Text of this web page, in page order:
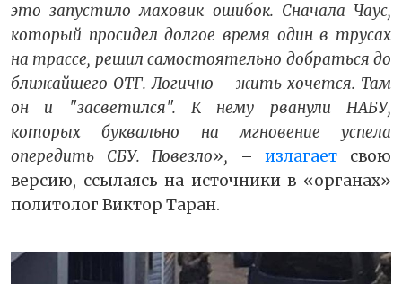
это запустило маховик ошибок. Сначала Чаус,
который просидел долгое время один в трусах
на трассе, решил самостоятельно добраться до
ближайшего ОТГ. Логично – жить хочется. Там
он и "засветился". К нему рванули НАБУ,
которых буквально на мгновение успела
опередить СБУ. Повезло», –излагает свою
версию, ссылаясь на источники в «органах»
политолог Виктор Таран.